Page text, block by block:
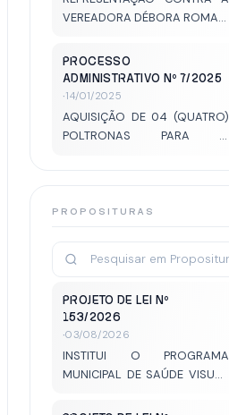
VEREADORA DÉBORA ROMANI
DE ÉTICA E DECORO
PARLAMENTAR
PROCESSO
ADMINISTRATIVO Nº 7/2025
·14/01/2025
AQUISIÇÃO DE 04 (QUATRO)
POLTRONAS PARA O
PROPOSITURAS
PROJETO DE LEI Nº
153/2026
·03/08/2026
INSTITUI O PROGRAMA
MUNICIPAL DE SAÚDE VISUAL
OFERTA GRATUITA DE